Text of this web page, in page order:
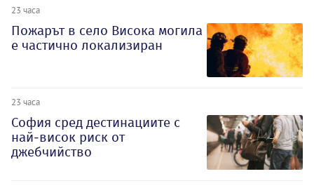
23 часа
Пожарът в село Висока могила
е частично локализиран
23 часа
София сред дестинациите с
най-висок риск от
джебчийство